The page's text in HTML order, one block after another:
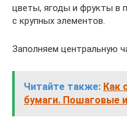
цветы, ягоды и фрукты в
с крупных элементов.
Заполняем центральную
Читайте также: Как
бумаги. Пошаговые